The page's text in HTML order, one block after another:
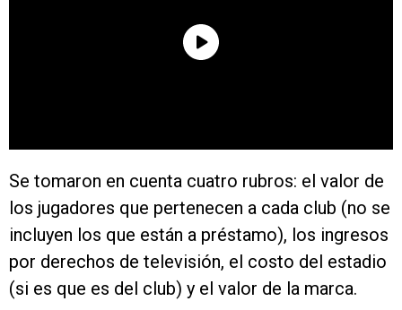
Se tomaron en cuenta cuatro rubros: el valor de
los jugadores que pertene­cen a cada club (no se
incluyen los que están a préstamo), los ingresos
por derechos de televisión, el costo del estadio
(si es que es del club) y el valor de la marca.